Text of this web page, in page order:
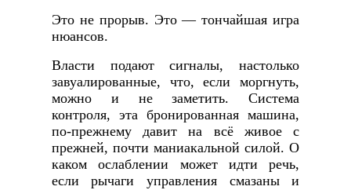
Это не прорыв. Это — тончайшая игра
нюансов.
Власти подают сигналы, настолько
завуалированные, что, если моргнуть,
можно и не заметить. Система
контроля, эта бронированная машина,
по-прежнему давит на всё живое с
прежней, почти маниакальной силой. О
каком ослаблении может идти речь,
если рычаги управления смазаны и